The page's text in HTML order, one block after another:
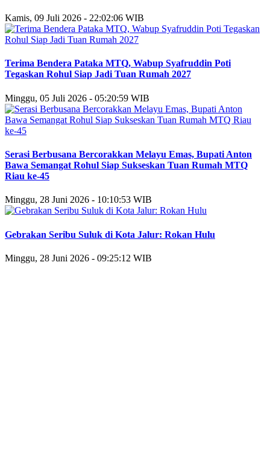
Kamis, 09 Juli 2026 - 22:02:06 WIB
Terima Bendera Pataka MTQ, Wabup Syafruddin Poti
Tegaskan Rohul Siap Jadi Tuan Rumah 2027
Minggu, 05 Juli 2026 - 05:20:59 WIB
Serasi Berbusana Bercorakkan Melayu Emas, Bupati Anton
Bawa Semangat Rohul Siap Sukseskan Tuan Rumah MTQ
Riau ke-45
Minggu, 28 Juni 2026 - 10:10:53 WIB
Gebrakan Seribu Suluk di Kota Jalur: Rokan Hulu
Minggu, 28 Juni 2026 - 09:25:12 WIB